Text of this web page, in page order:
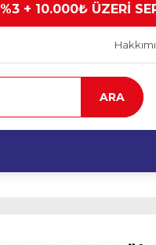
+ 10.000₺ ÜZERİ
ARA